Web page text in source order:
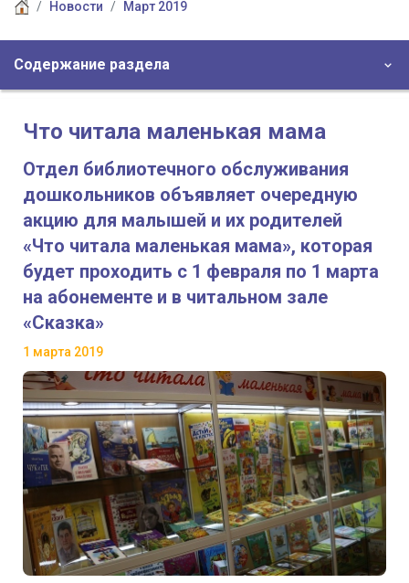
Новости Март 2019
Содержание раздела
Что читала маленькая мама
Отдел библиотечного обслуживания
дошкольников объявляет очередную
акцию для малышей и их родителей
«Что читала маленькая мама», которая
будет проходить с 1 февраля по 1 марта
на абонементе и в читальном зале
«Сказка»
1 марта 2019